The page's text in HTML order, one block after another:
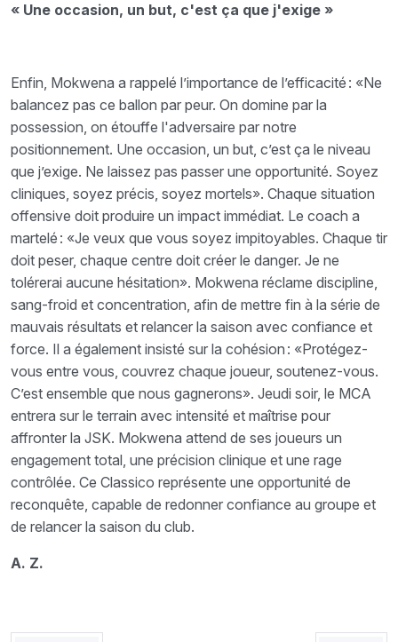
« Une occasion, un but, c'est ça que j'exige »
Enfin, Mokwena a rappelé l’importance de l’efficacité : «Ne
balancez pas ce ballon par peur. On domine par la
possession, on étouffe l'adversaire par notre
positionnement. Une occasion, un but, c’est ça le niveau
que j’exige. Ne laissez pas passer une opportunité. Soyez
cliniques, soyez précis, soyez mortels». Chaque situation
offensive doit produire un impact immédiat. Le coach a
martelé : «Je veux que vous soyez impitoyables. Chaque tir
doit peser, chaque centre doit créer le danger. Je ne
tolérerai aucune hésitation». Mokwena réclame discipline,
sang-froid et concentration, afin de mettre fin à la série de
mauvais résultats et relancer la saison avec confiance et
force. Il a également insisté sur la cohésion : «Protégez-
vous entre vous, couvrez chaque joueur, soutenez-vous.
C’est ensemble que nous gagnerons». Jeudi soir, le MCA
entrera sur le terrain avec intensité et maîtrise pour
affronter la JSK. Mokwena attend de ses joueurs un
engagement total, une précision clinique et une rage
contrôlée. Ce Classico représente une opportunité de
reconquête, capable de redonner confiance au groupe et
de relancer la saison du club.
A. Z.